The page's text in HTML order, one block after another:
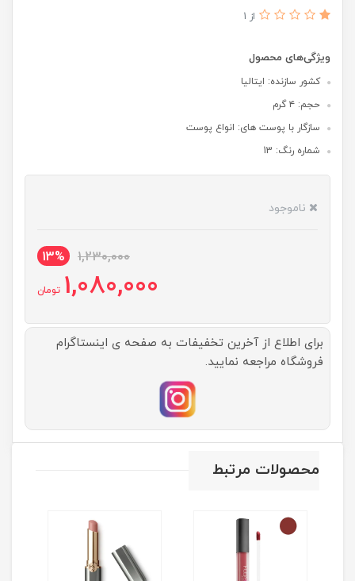
از 1
ویژگی‌های محصول
کشور سازنده: ایتالیا
حجم: ۴ گرم
سازگار با پوست های: انواع پوست
شماره رنگ: 13
ناموجود
1,230,000
13%
1,080,000 تومان
برای اطلاع از آخرین تخفیفات به صفحه ی اینستاگرام
فروشگاه مراجعه نمایید.
محصولات مرتبط